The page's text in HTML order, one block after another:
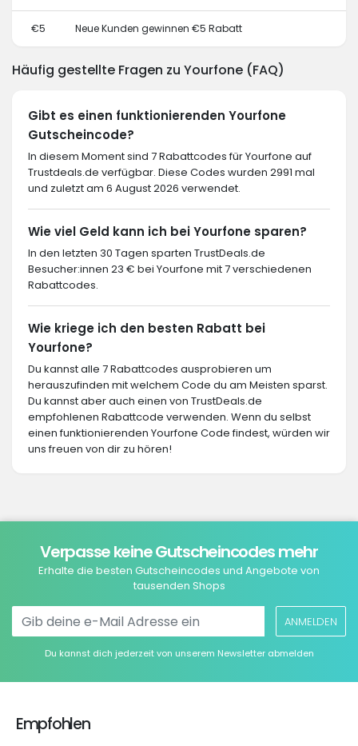
€5 Neue Kunden gewinnen €5 Rabatt
Häufig gestellte Fragen zu Yourfone (FAQ)
Gibt es einen funktionierenden Yourfone
Gutscheincode?
In diesem Moment sind 7 Rabattcodes für Yourfone auf
Trustdeals.de verfügbar. Diese Codes wurden 2991 mal
und zuletzt am 6 August 2026 verwendet.
Wie viel Geld kann ich bei Yourfone sparen?
In den letzten 30 Tagen sparten TrustDeals.de
Besucher:innen 23 € bei Yourfone mit 7 verschiedenen
Rabattcodes.
Wie kriege ich den besten Rabatt bei
Yourfone?
Du kannst alle 7 Rabattcodes ausprobieren um
herauszufinden mit welchem Code du am Meisten sparst.
Du kannst aber auch einen von TrustDeals.de
empfohlenen Rabattcode verwenden. Wenn du selbst
einen funktionierenden Yourfone Code findest, würden wir
uns freuen von dir zu hören!
Verpasse keine Gutscheincodes mehr
Erhalte die besten Gutscheincodes und Angebote von
tausenden Shops
ANMELDEN
Du kannst dich jederzeit von unserem Newsletter abmelden
Empfohlen